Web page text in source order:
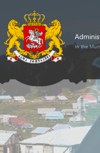
In the